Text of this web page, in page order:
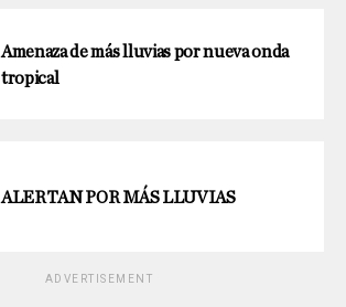
Amenaza de más lluvias por nueva onda
tropical
ALERTAN POR MÁS LLUVIAS
ADVERTISEMENT